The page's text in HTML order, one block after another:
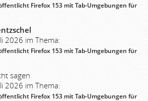
Firefox 153 mit Tab-Umgebungen für
2026 im Thema:
Firefox 153 mit Tab-Umgebungen für
sagen
2026 im Thema:
Firefox 153 mit Tab-Umgebungen für